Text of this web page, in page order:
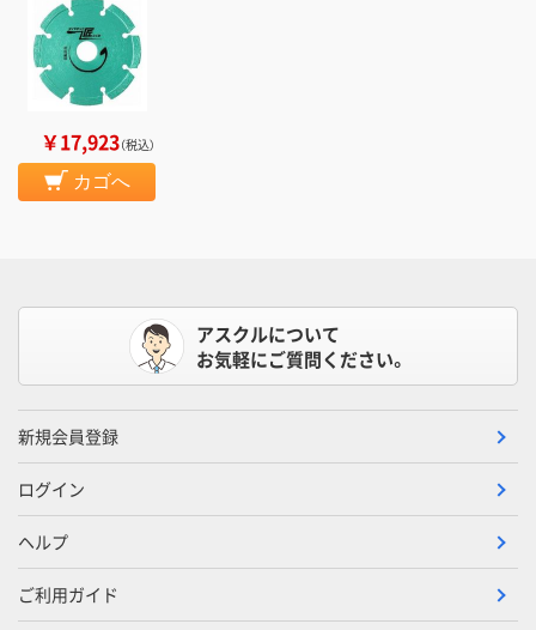
￥17,923（税込）
カゴへ
アスクルについて
お気軽にご質問ください。
新規会員登録
ログイン
ヘルプ
ご利用ガイド